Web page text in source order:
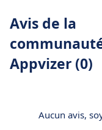
Avis de la
Appvizer (0)
Aucun avis,